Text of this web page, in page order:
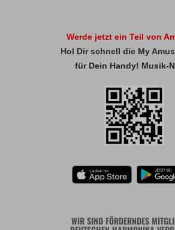
Werde jetzt ein Teil von
Hol Dir schnell die My
für Dein Handy! Musik-
WIR SIND FÖRDERNDES